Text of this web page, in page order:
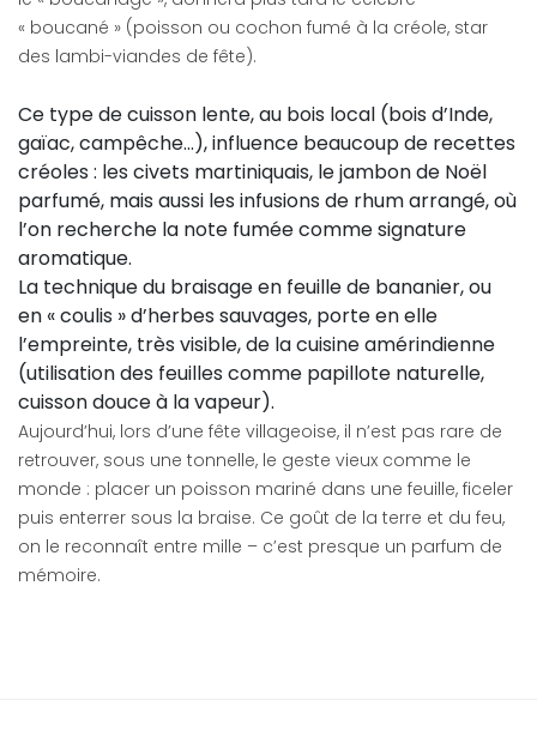
« boucané » (poisson ou cochon fumé à la créole, star
des lambi-viandes de fête).
Ce type de cuisson lente, au bois local (bois d’Inde,
gaïac, campêche...), influence beaucoup de recettes
créoles : les civets martiniquais, le jambon de Noël
parfumé, mais aussi les infusions de rhum arrangé, où
l’on recherche la note fumée comme signature
aromatique.
La technique du braisage en feuille de bananier, ou
en « coulis » d’herbes sauvages, porte en elle
l’empreinte, très visible, de la cuisine amérindienne
(utilisation des feuilles comme papillote naturelle,
cuisson douce à la vapeur).
Aujourd’hui, lors d’une fête villageoise, il n’est pas rare de
retrouver, sous une tonnelle, le geste vieux comme le
monde : placer un poisson mariné dans une feuille, ficeler
puis enterrer sous la braise. Ce goût de la terre et du feu,
on le reconnaît entre mille – c’est presque un parfum de
mémoire.